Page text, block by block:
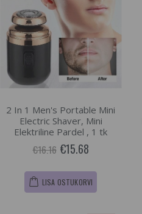
2 In 1 Men's Portable Mini
Electric Shaver, Mini
Elektriline Pardel , 1 tk
€16.16 €15.68
LISA OSTUKORVI